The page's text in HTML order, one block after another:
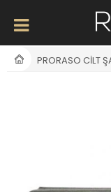
PRORASO CILT